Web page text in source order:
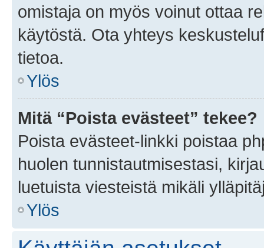
omistaja on myös voinut ottaa
käytöstä. Ota yhteys
tietoa.
Ylös
Mitä “Poista evästeet” tekee?
Poista evästeet-linkki poistaa
huolen tunnistautmisestasi,
luetuista viesteistä mikäli
Ylös